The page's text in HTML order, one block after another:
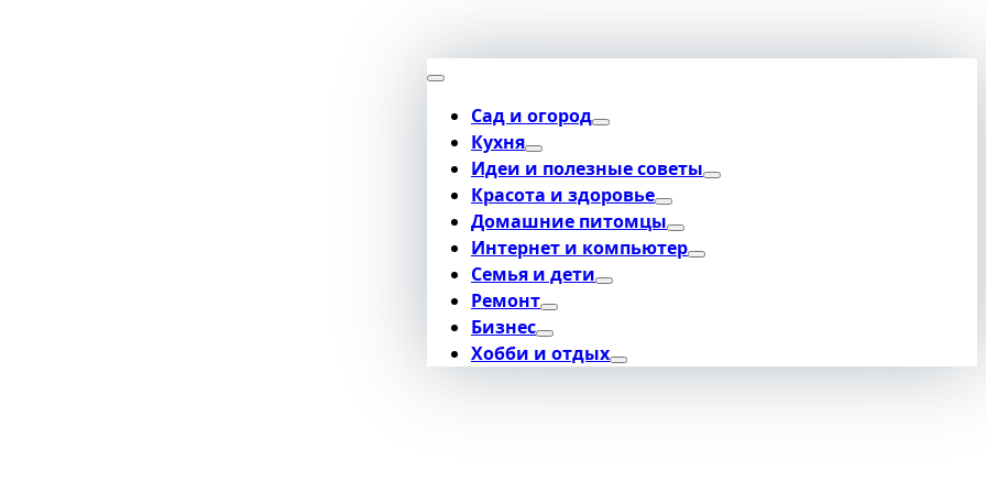
Сад и огород
Кухня
Идеи и полезные советы
Красота и здоровье
Домашние питомцы
Интернет и компьютер
Семья и дети
Ремонт
Бизнес
Хобби и отдых